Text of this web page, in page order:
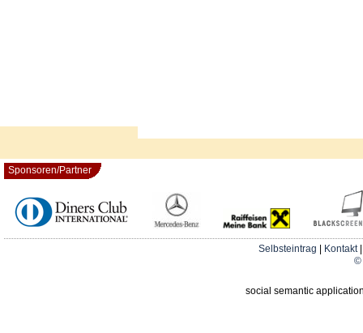
Sponsoren/Partner
Selbsteintrag Kontakt
©
social semantic